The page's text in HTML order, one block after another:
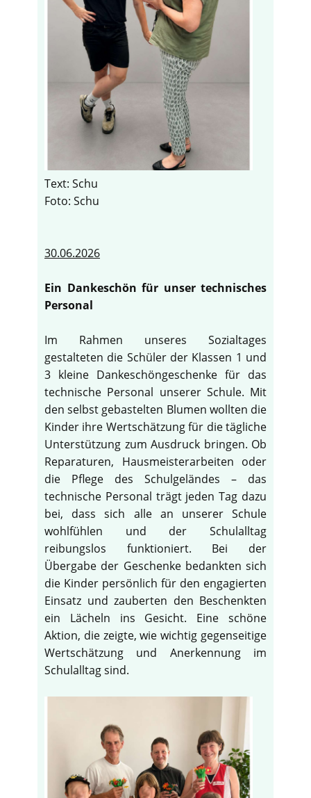
Text: Schu
Foto: Schu
30.06.2026
Ein Dankeschön für unser technisches
Personal
Im Rahmen unseres Sozialtages
gestalteten die Schüler der Klassen 1 und
3 kleine Dankeschöngeschenke für das
technische Personal unserer Schule. Mit
den selbst gebastelten Blumen wollten die
Kinder ihre Wertschätzung für die tägliche
Unterstützung zum Ausdruck bringen. Ob
Reparaturen, Hausmeisterarbeiten oder
die Pflege des Schulgeländes – das
technische Personal trägt jeden Tag dazu
bei, dass sich alle an unserer Schule
wohlfühlen und der Schulalltag
reibungslos funktioniert. Bei der
Übergabe der Geschenke bedankten sich
die Kinder persönlich für den engagierten
Einsatz und zauberten den Beschenkten
ein Lächeln ins Gesicht. Eine schöne
Aktion, die zeigte, wie wichtig gegenseitige
Wertschätzung und Anerkennung im
Schulalltag sind.